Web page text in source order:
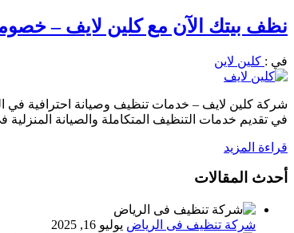
نظف بيتك الآن مع كلين لايف – خصومات تصل إلى 40% على كل الخدمات احجز
في : كلين لاين
شركة كلين لايف – خدمات تنظيف وصيانة احترافية في
في تقديم خدمات التنظيف المتكاملة والصيانة
قراءة المزيد
أحدث المقالات
شركة تنظيف فى الرياض يوليو 16, 2025